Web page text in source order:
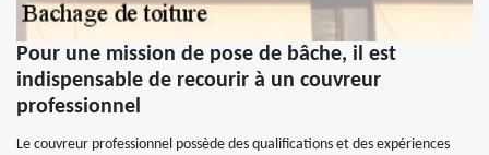
Pour une mission de pose de bâche, il est
indispensable de recourir à un couvreur
professionnel
Le couvreur professionnel possède des qualifications et des expériences